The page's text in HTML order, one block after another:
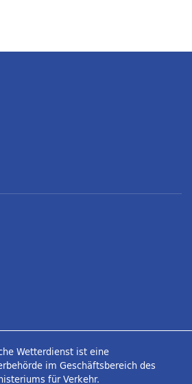
Wetterdienst ist eine
im Geschäftsbereich des
für Verkehr.